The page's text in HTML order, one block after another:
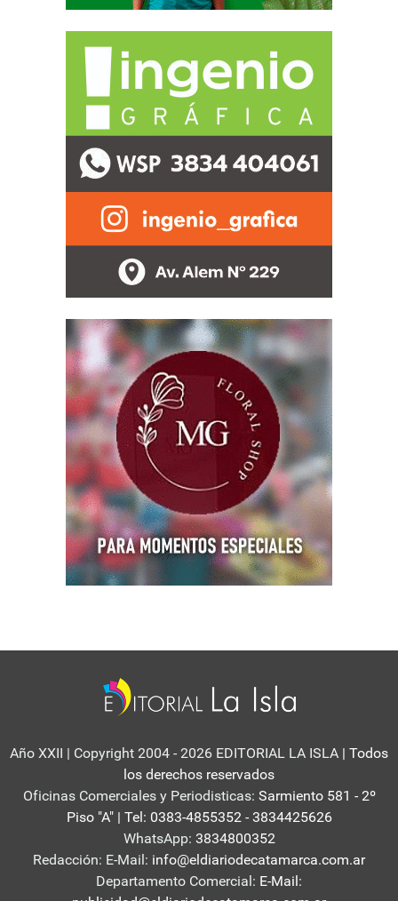
Año XXII | Copyright 2004 - 2026 EDITORIAL LA ISLA | Todos
los derechos reservados
Oficinas Comerciales y Periodisticas: Sarmiento 581 - 2º
Piso "A" | Tel: 0383-4855352 - 3834425626
WhatsApp: 3834800352
Redacción: E-Mail: info@eldiariodecatamarca.com.ar
Departamento Comercial: E-Mail: